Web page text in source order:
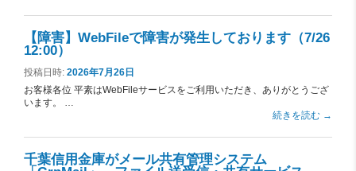
【障害】WebFileで障害が発生しております（7/26
12:00）
投稿日時: 2026年7月26日
お客様各位 平素はWebFileサービスをご利用いただき、ありがとうござ
います。 …
続きを読む →
千葉信用金庫がメール共有管理システム